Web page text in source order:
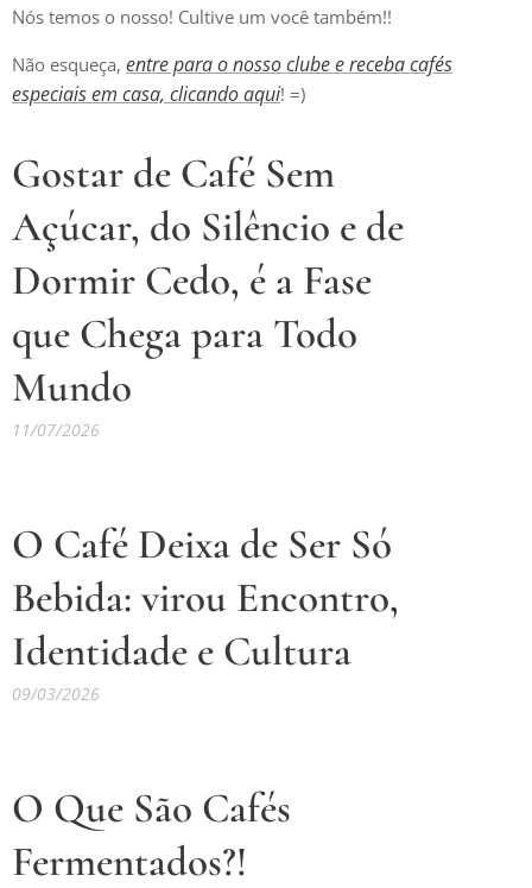
Nós temos o nosso! Cultive um você também!! 🌱
Não esqueça, entre para o nosso clube e receba cafés
especiais em casa, clicando aqui! =)
Gostar de Café Sem
Açúcar, do Silêncio e de
Dormir Cedo, é a Fase
que Chega para Todo
Mundo
11/07/2026
O Café Deixa de Ser Só
Bebida:virou Encontro,
Identidade e Cultura
09/03/2026
O Que São Cafés
Fermentados?!